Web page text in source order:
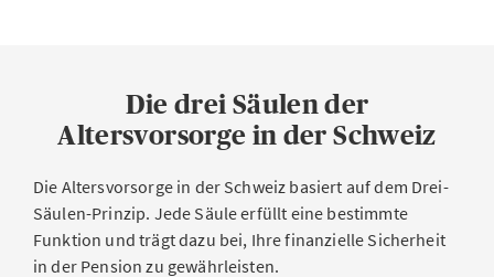
Die drei Säulen der
Altersvorsorge in der Schweiz
Die Altersvorsorge in der Schweiz basiert auf dem Drei-
Säulen-Prinzip. Jede Säule erfüllt eine bestimmte
Funktion und trägt dazu bei, Ihre finanzielle Sicherheit
in der Pension zu gewährleisten.